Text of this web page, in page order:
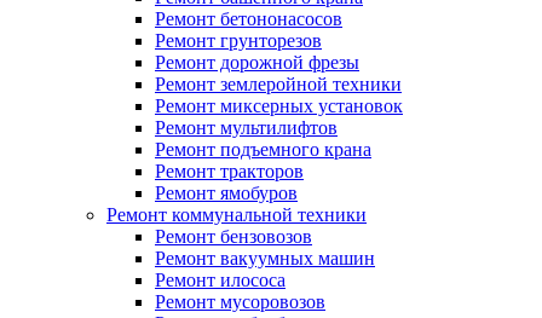
Ремонт бетононасосов
Ремонт грунторезов
Ремонт дорожной фрезы
Ремонт землеройной техники
Ремонт миксерных установок
Ремонт мультилифтов
Ремонт подъемного крана
Ремонт тракторов
Ремонт ямобуров
Ремонт коммунальной техники
Ремонт бензовозов
Ремонт вакуумных машин
Ремонт илососа
Ремонт мусоровозов